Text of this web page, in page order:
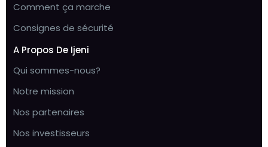
Comment ça marche
Consignes de sécurité
A Propos De Ijeni
Qui sommes-nous?
Notre mission
Nos partenaires
Nos investisseurs